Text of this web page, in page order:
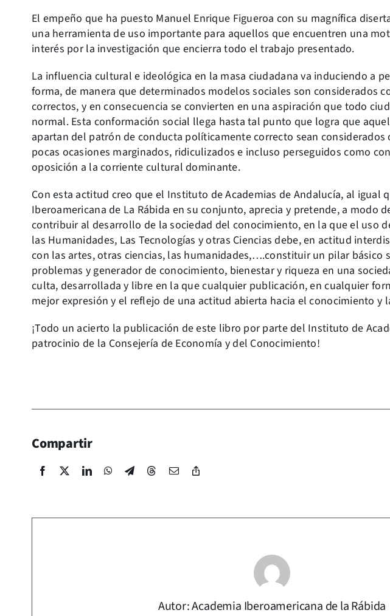
El empeño que ha puesto Manuel Enrique Figueroa con su magnífica
una herramienta de uso importante para aquellos que encuentren una
interés por la investigación que encierra todo el trabajo presentado.
La influencia cultural e ideológica en la masa ciudadana va induciendo a
forma, de manera que determinados modelos sociales son considerados
correctos, y en consecuencia se convierten en una aspiración que todo
normal. Esta conformación social llega hasta tal punto que logra que
apartan del patrón de conducta políticamente correcto sean considerados
pocas ocasiones marginados, ridiculizados e incluso perseguidos como
oposición a la corriente cultural dominante.
Con esta actitud creo que el Instituto de Academias de Andalucía, al igual
Iberoamericana de La Rábida en su conjunto, aprecia y pretende, a modo
contribuir al desarrollo de la sociedad del conocimiento, en la que el uso
las Humanidades, Las Tecnologías y otras Ciencias debe, en actitud
con las artes, otras ciencias, las humanidades,….constituir un pilar básico
problemas y generador de conocimiento, bienestar y riqueza en una
culta, desarrollada y libre en la que cualquier publicación, en cualquier
mejor expresión y el reflejo de una actitud abierta hacia el conocimiento y
¡Todo un acierto la publicación de este libro por parte del Instituto de
patrocinio de la Consejería de Economía y del Conocimiento!
Compartir
Autor: Academia Iberoamericana de la Rábida